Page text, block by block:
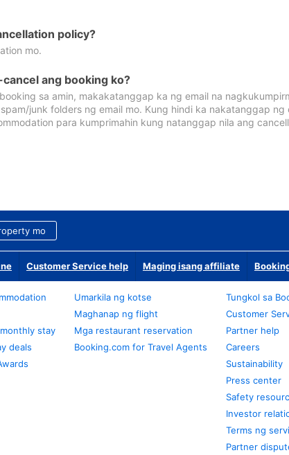
policy?
mo.
ang booking ko?
sa amin, makakatanggap ka ng email na
junk folders ng email mo. Kung hindi ka nakatanggap ng
para kumprimahin kung natanggap nila ang
mo
Customer Service help Maging isang affiliate
stay
deals
Umarkila ng kotse
Maghanap ng flight
Mga restaurant reservation
Booking.com for Travel Agents
Tungkol sa
Customer
Partner help
Careers
Sustainability
Press center
Safety
Investor
Terms ng
Partner